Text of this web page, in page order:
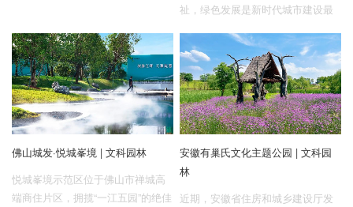
天赋中央生态，宛如生长在繁华里
的宁静绿洲，深藏过往岁月的波澜
不惊。
祉，绿色发展是新时代城市建设最
园北入口环境提升工程顺利完工，
此前“其貌不扬”的公园北入口褪去旧
貌换上新颜，成为了附近居民的
新“打卡点”。
佛山城发·悦城峯境 | 文科园林
悦城峯境示范区位于佛山市禅城高
端商住片区，拥揽“一江五园”的绝佳
安徽有巢氏文化主题公园 | 文科园
林
近期，安徽省住房和城乡建设厅发